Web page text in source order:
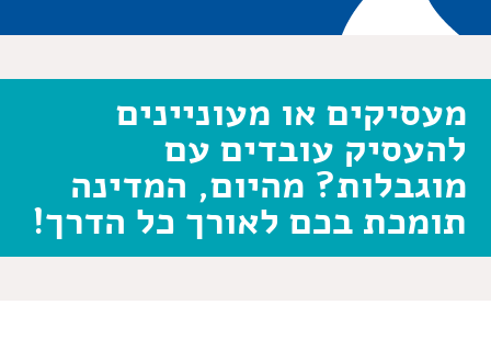
מעסיקים או מעוניינים
להעסיק עובדים עם
מוגבלות? מהיום, המדינה
תומכת בכם לאורך כל הדרך!